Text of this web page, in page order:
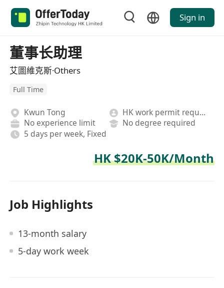
Sign in
董事长助理
艾圖維克斯·Others
Full Time
Kwun Tong
HK work permit required
No experience limit
No degree required
5 days per week, Fixed
HK $20K-50K/Month
Job Highlights
13-month salary
5-day work week